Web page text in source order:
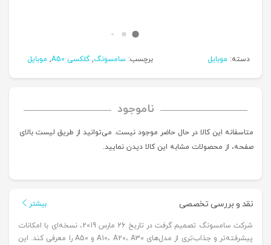
دسته: موبایل برچسب: سامسونگ,گلکسی A50 , موبایل
ناموجود
متاسفانه این کالا در حال حاضر موجود نیست. می‌توانید از طریق لیست بالای
صفحه، از محصولات مشابه این کالا دیدن نمایید.
نقد و بررسی تخصصی بیشتر
شرکت سامسونگ تصمیم گرفت در تاریخ 26 مارس 2019، نسخه‌ای با امکانات
پیشرفته‌تر و جذاب‌تری از مدل‌های A10، A20، A30 و A50 را معرفی کند. این